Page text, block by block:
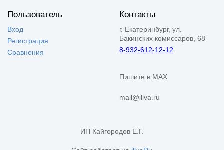
Пользователь
Вход
Регистрация
Сравнения
Контакты
г. Екатеринбург, ул.
Бакинских комиссаров, 68
8-932-612-12-12
Пишите в MAX
mail@illva.ru
ИП Кайгородов Е.Г.